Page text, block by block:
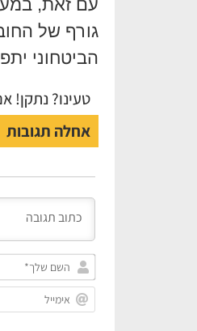
עם זאת,
גורף של
הביטחוני
טעינו? נתקן!
אחלה תגובות